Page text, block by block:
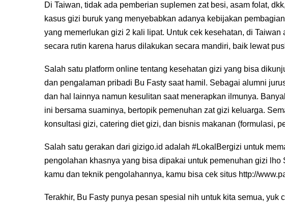
Di Taiwan, tidak ada pemberian suplemen zat besi, asam folat,
kasus gizi buruk yang menyebabkan adanya kebijakan
yang memerlukan gizi 2 kali lipat. Untuk cek kesehatan, di
secara rutin karena harus dilakukan secara mandiri, baik lewat
Salah satu platform online tentang kesehatan gizi yang bisa
dan pengalaman pribadi Bu Fasty saat hamil. Sebagai alumni
dan hal lainnya namun kesulitan saat menerapkan ilmunya.
ini bersama suaminya, bertopik pemenuhan zat gizi keluarga.
konsultasi gizi, catering diet gizi, dan bisnis makanan (formulasi,
Salah satu gerakan dari gizigo.id adalah #LokalBergizi untuk
pengolahan khasnya yang bisa dipakai untuk pemenuhan gizi
kamu dan teknik pengolahannya, kamu bisa cek situs http://
Terakhir, Bu Fasty punya pesan spesial nih untuk kita semua,